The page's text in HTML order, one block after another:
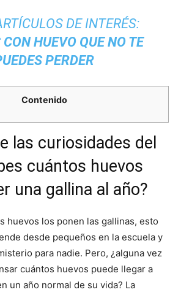
DE INTERÉS:
HUEVO QUE NO TE
PERDER
Contenido
las curiosidades del
cuántos huevos
una gallina al año?
huevos los ponen las gallinas, esto
desde pequeños en la escuela y
para nadie. Pero, ¿alguna vez
cuántos huevos puede llegar a
un año normal de su vida? La